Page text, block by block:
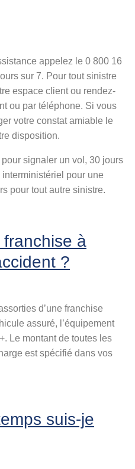
appelez le 0 800 16
sur 7. Pour tout sinistre
espace client ou rendez-
ou par téléphone. Si vous
votre constat amiable le
disposition.
signaler un vol, 30 jours
pour une
pour tout autre sinistre.
à
?
d’une franchise
assuré, l’équipement
Le montant de toutes les
est spécifié dans vos
suis-je